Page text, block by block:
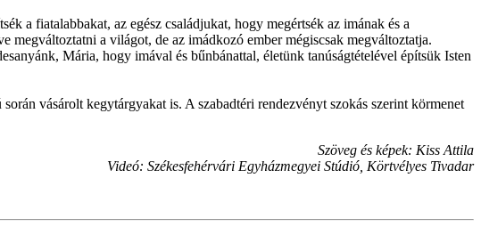
a fiatalabbakat, az egész családjukat, hogy megértsék az imának és a
megváltoztatni a világot, de az imádkozó ember mégiscsak megváltoztatja.
Mária, hogy imával és bűnbánattal, életünk tanúságtételével építsük Isten
vásárolt kegytárgyakat is. A szabadtéri rendezvényt szokás szerint körmenet
Szöveg és képek: Kiss Attila
Videó: Székesfehérvári Egyházmegyei Stúdió, Körtvélyes Tivadar